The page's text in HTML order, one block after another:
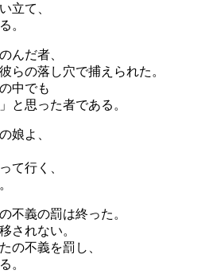
立て、
。
んだ者、
らの落し穴で捕えられた。
中でも
と思った者である。
娘よ、
て行く、
不義の罰は終った。
されない。
の不義を罰し、
。